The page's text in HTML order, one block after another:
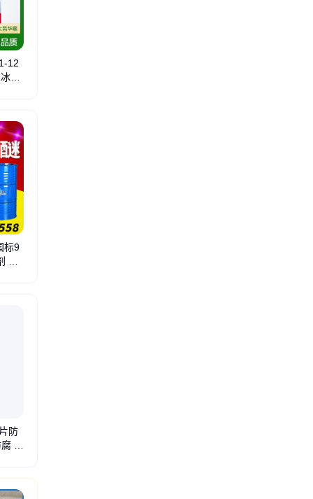
酞青颜料
12
淇
甲基吡咯烷酮
标9
涂
脂面漆
防
耐